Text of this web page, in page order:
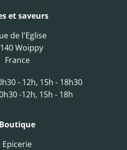
et saveurs
de l'Eglise
Woippy
France
- 12h, 15h - 18h30
-12h, 15h - 18h
Boutique
Epicerie